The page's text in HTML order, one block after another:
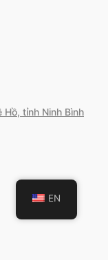
tỉnh Ninh Bình
EN